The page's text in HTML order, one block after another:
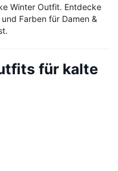
Winter Outfit. Entdecke
Farben für Damen &
für kalte